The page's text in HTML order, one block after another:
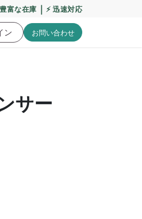
への影響について
富な在庫 ｜ ⚡ 迅速対応
特価品 ポイントに関して
ン お問い​合わせ
サー